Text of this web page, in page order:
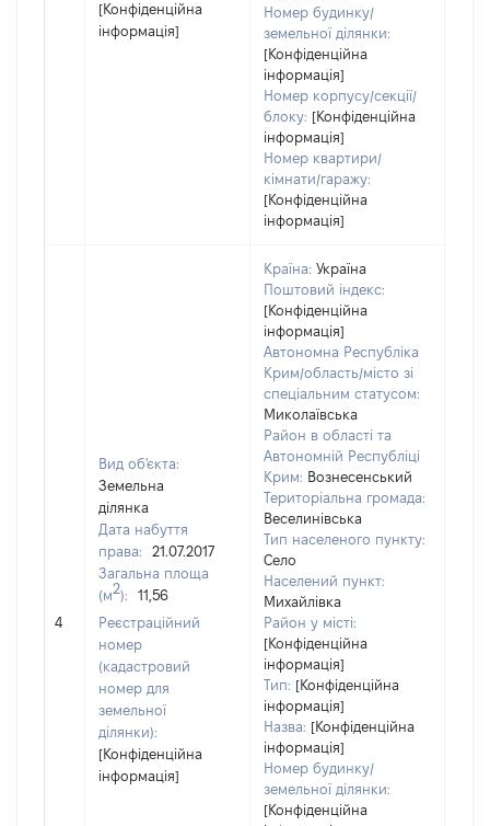
[Конфіденційна
інформація]
Номер будинку/
земельної ділянки:
[Конфіденційна
інформація]
Номер корпусу/секції/
блоку: [Конфіденційна
інформація]
Номер квартири/
кімнати/гаражу:
[Конфіденційна
інформація]
4
Вид об'єкта:
Земельна
ділянка
Дата набуття
права:
21.07.2017
Загальна площа
(м2):
11,56
Реєстраційний
номер
(кадастровий
номер для
земельної
ділянки):
[Конфіденційна
інформація]
Країна: Україна
Поштовий індекс:
[Конфіденційна
інформація]
Автономна Республіка
Крим/область/місто зі
спеціальним статусом:
Миколаївська
Район в області та
Автономній Республіці
Крим: Вознесенський
Територіальна громада:
Веселинівська
Тип населеного пункту:
Село
Населений пункт:
Михайлівка
Район у місті:
[Конфіденційна
інформація]
Тип: [Конфіденційна
інформація]
Назва: [Конфіденційна
інформація]
Номер будинку/
земельної ділянки:
[Конфіденційна